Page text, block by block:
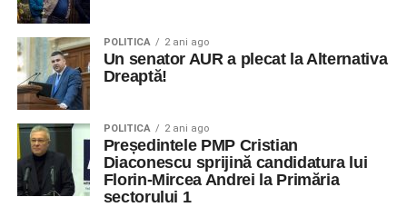
POLITICA 2 ani ago
Un senator AUR a plecat la Alternativa
Dreaptă!
POLITICA 2 ani ago
Președintele PMP Cristian
Diaconescu sprijină candidatura lui
Florin-Mircea Andrei la Primăria
sectorului 1